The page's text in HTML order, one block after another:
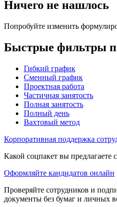
Ничего не нашлось
Попробуйте изменить
Быстрые фильтры
Гибкий график
Сменный график
Проектная работа
Частичная занятость
Полная занятость
Полный день
Вахтовый метод
Корпоративная поддержка
Какой соцпакет вы предлагаете
Оформляйте кандидатов онлайн
Проверяйте сотрудников и
документы без бумаг и личных